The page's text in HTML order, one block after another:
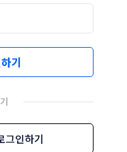
기
그인하기